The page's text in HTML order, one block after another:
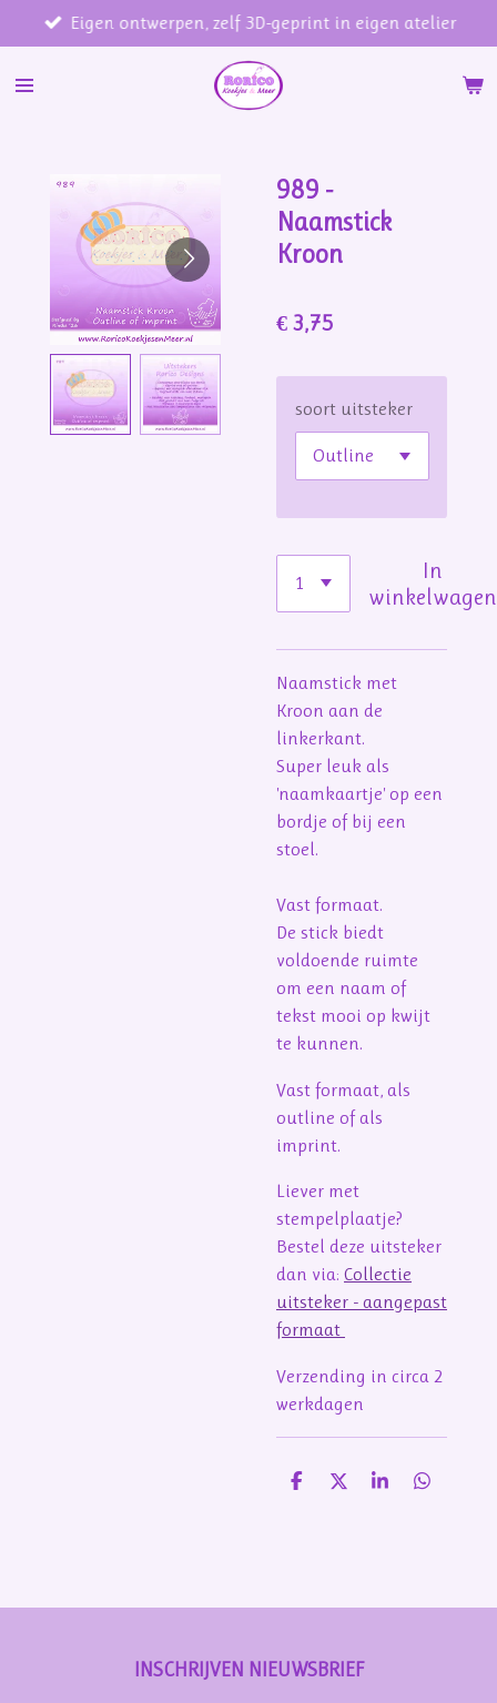
direct
naar
Eigen ontwerpen, zelf 3D-geprint in eigen atelier
989 -
Naamstick
Kroon
€ 3,75
soort uitsteker
In
winkelwagen
Naamstick met
Kroon aan de
linkerkant.
Super leuk als
'naamkaartje' op een
bordje of bij een
stoel.
Vast formaat.
De stick biedt
voldoende ruimte
om een naam of
tekst mooi op kwijt
te kunnen.
Vast formaat, als
outline of als
imprint.
Liever met
stempelplaatje?
Bestel deze uitsteker
dan via: Collectie
uitsteker - aangepast
formaat
Verzending in circa 2
werkdagen
D
D
S
D
INSCHRIJVEN NIEUWSBRIEF